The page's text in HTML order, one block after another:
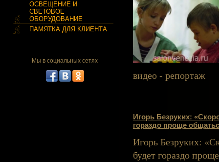
видео - репортаж
Игорь Безруких:
гораздо проще
Игорь Безруких:
будет гораздо
ОСВЕЩЕНИЕ И
СВЕТОВОЕ
ОБОРУДОВАНИЕ
ПАМЯТКА ДЛЯ КЛИЕНТА
Мы в социальных сетях